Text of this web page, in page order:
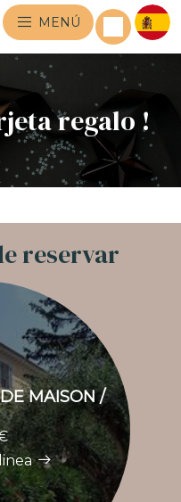
MENÚ
regalo !
reservar
MAISON /